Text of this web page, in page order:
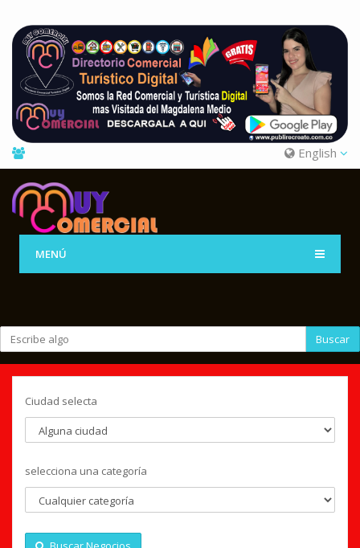
English
MENÚ
Buscar
Ciudad selecta
selecciona una categoría